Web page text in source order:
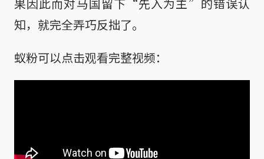
果因此而对马国留下“先入为主”的错误认
知，就完全弄巧反拙了。
蚁粉可以点击观看完整视频：